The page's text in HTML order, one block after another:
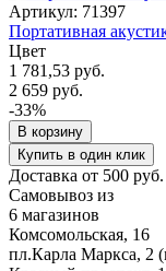
Артикул: 71397
Портативная
Цвет
1 781,53 руб.
2 659 руб.
-33%
В корзину
Купить в один клик
Доставка от 500
Самовывоз из
6 магазинов
Комсомольская, 16
пл.Карла Маркса, 2